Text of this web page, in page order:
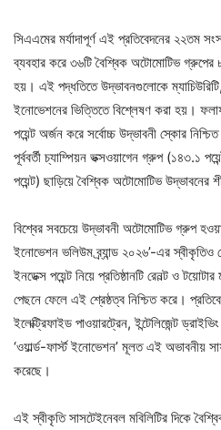
সিএএমের মর্যাদাপূর্ণ এই প্রতিবেদনের ২২তম
ব্যবহার করে ৩৬টি বৈশ্বিক অটোমোটিভ গ্রুপের
হয়। এই পদ্ধতিতে উদ্ভাবনগুলোকে
ইনোভেশনের ভিত্তিতে বিশ্লেষণ করা হয়।
পয়েন্ট অর্জন করে সর্বোচ্চ উদ্ভাবনী স্কোর
পূর্ববর্তী চ্যাম্পিয়ন ভক্সওয়াগেন গ্রুপ (১৪৩.১
পয়েন্ট) ছাড়িয়ে বৈশ্বিক অটোমোটিভ
বিশ্বের সবচেয়ে উদ্ভাবনী অটোমোটিভ গ্রুপ
ইনোভেশন ভলিউম ব্র্যান্ড ২০২৬’-এর
ইনডেক্স পয়েন্ট নিয়ে প্রতিষ্ঠানটি রেনল্ট ও
পেছনে ফেলে এই শ্রেষ্ঠত্ব নিশ্চিত করে।
ইলেক্ট্রিফাইড পাওয়ারট্রেন, ইন্টেলিজেন্ট
‘ওয়ার্ল্ড-ফার্স্ট ইনোভেশন’ মূলত এই অভাবনীয়
করেছে।
এই স্বীকৃতি সাসটেইনেবল মবিলিটির দিকে